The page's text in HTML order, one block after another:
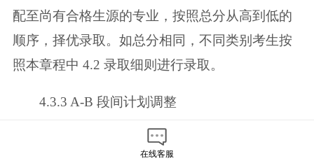
配至尚有合格生源的专业，按照总分从高到低的
顺序，择优录取。如总分相同，不同类别考生按
照本章程中 4.2 录取细则进行录取。
4.3.3 A-B 段间计划调整
A 段、B 段分别进行专业间计划调整后，若
在线客服